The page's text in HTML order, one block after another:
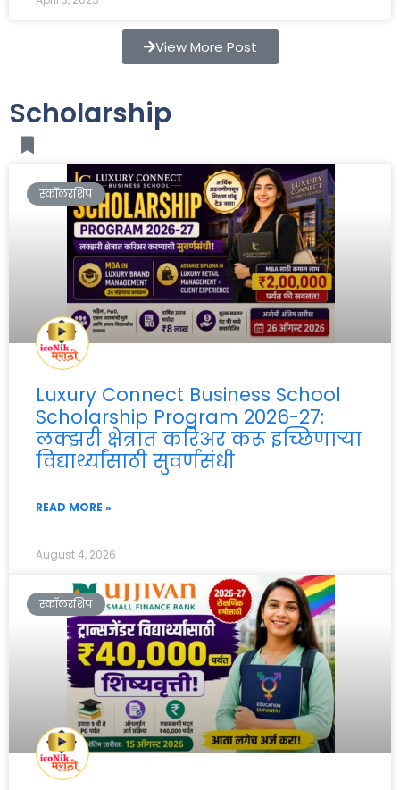
View More Post
Scholarship
स्कॉलरशिप
Luxury Connect Business School
Scholarship Program 2026-27:
लक्झरी क्षेत्रात करिअर करू इच्छिणाऱ्या
विद्यार्थ्यांसाठी सुवर्णसंधी
READ MORE »
August 4, 2026
स्कॉलरशिप